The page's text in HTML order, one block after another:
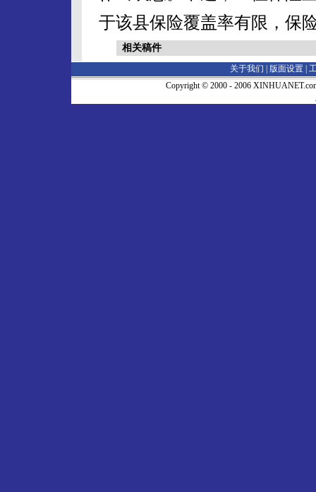
于该县保险覆盖率有限，保
相关稿件
关于我们 | 版面设置
Copyright © 2000 - 2006